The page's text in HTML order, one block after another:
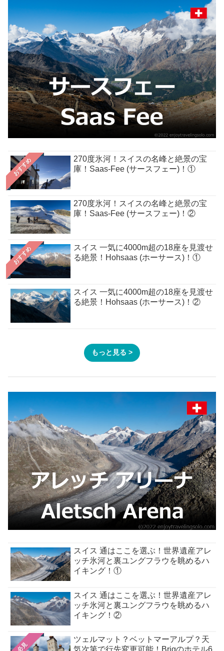
おすすめ
270度氷河！スイスの名峰と絶景の宝
庫！Saas-Fee (サースフェー)！①
270度氷河！スイスの名峰と絶景の宝
庫！Saas-Fee (サースフェー)！②
おすすめ
スイス 一気に4000m超の18座を見渡せ
る絶景！Hohsaas (ホーサース)！①
スイス 一気に4000m超の18座を見渡せ
る絶景！Hohsaas (ホーサース)！②
もっと見る >
スイス 通はここを選ぶ！世界遺産アレ
ッチ氷河と裏ユングフラウを眺めるハ
イキング！①
スイス 通はここを選ぶ！世界遺産アレ
ッチ氷河と裏ユングフラウを眺めるハ
イキング！②
必見
ツェルマット？ベットマーアルプ？天